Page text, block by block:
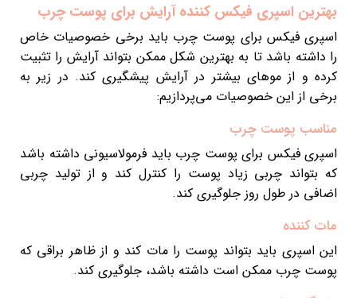
بهترین اسپری فیکس کننده آرایش برای پوست چرب
اسپری فیکس برای پوست چرب باید برخی خصوصیات خاص
را داشته باشد تا به بهترین شکل ممکن بتواند آرایش را تثبیت
کرده و از موهای بیشتر در آرایش پیشگیری کند. در زیر به
برخی از این خصوصیات می‌پردازیم:
مناسب پوست چرب
اسپری فیکس برای پوست چرب باید فرمولاسیونی داشته باشد
که بتواند چربی زیاد پوست را کنترل کند و از تولید چربی
اضافی در طول روز جلوگیری کند.
مات کننده
این اسپری باید بتواند پوست را مات کند و از ظاهر براقی که
پوست چرب ممکن است داشته باشد، جلوگیری کند.